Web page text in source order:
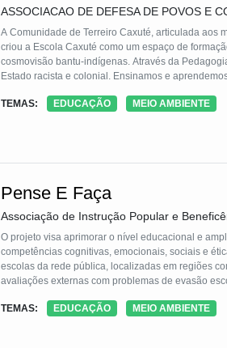
ASSOCIACAO DE DEFESA DE POVOS E
A Comunidade de Terreiro Caxuté, articulada aos
criou a Escola Caxuté como um espaço de
cosmovisão bantu-indígenas. Através da
Estado racista e colonial. Ensinamos e
envolvem o cotidiano de terreiro, pressupostos
TEMAS: EDUCAÇÃO MEIO AMBIENTE
Pense E Faça
Associação de Instrução Popular e
O projeto visa aprimorar o nível educacional e
competências cognitivas, emocionais, sociais e
escolas da rede pública, localizadas em regiões
avaliações externas com problemas de evasão
diminuição da evasão, possibilitando que os
TEMAS: EDUCAÇÃO MEIO AMBIENTE